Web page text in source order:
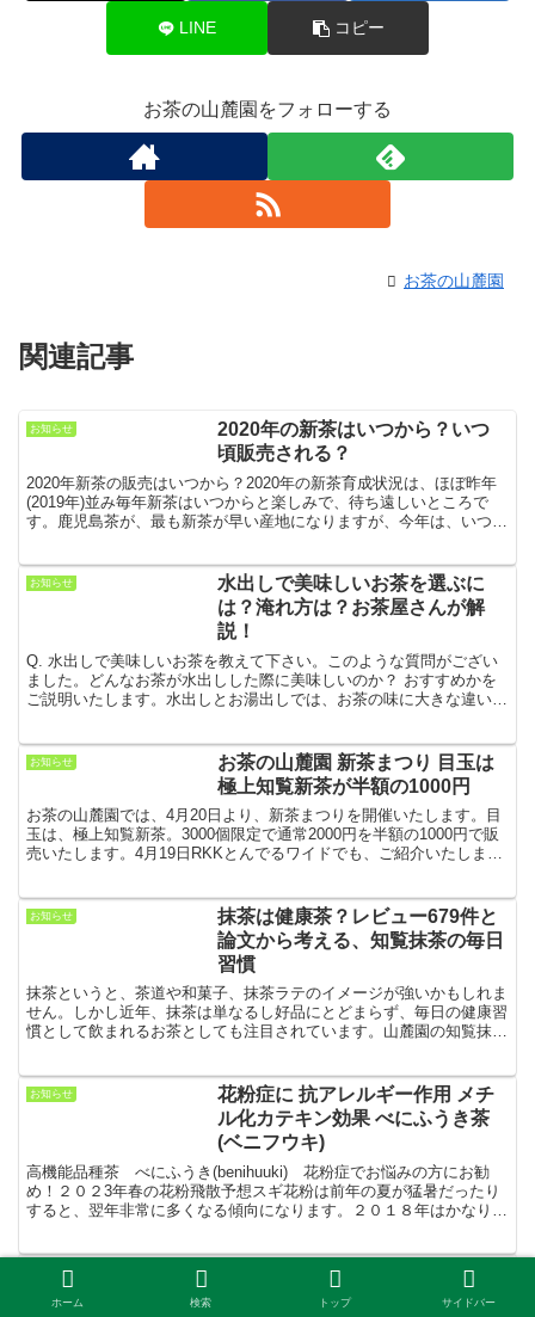
LINE コピー
お茶の山麓園をフォローする
お茶の山麓園
関連記事
お知らせ
2020年の新茶はいつから？いつ
頃販売される？
2020年新茶の販売はいつから？2020年の新茶育成状況は、ほぼ昨年
(2019年)並み毎年新茶はいつからと楽しみで、待ち遠しいところで
す。鹿児島茶が、最も新茶が早い産地になりますが、今年は、いつご
お知らせ
水出しで美味しいお茶を選ぶに
は？淹れ方は？お茶屋さんが解
説！
Q. 水出しで美味しいお茶を教えて下さい。このような質問がござい
ました。どんなお茶が水出しした際に美味しいのか？ おすすめかを
ご説明いたします。水出しとお湯出しでは、お茶の味に大きな違いが
お知らせ
お茶の山麓園 新茶まつり 目玉は
極上知覧新茶が半額の1000円
お茶の山麓園では、4月20日より、新茶まつりを開催いたします。目
玉は、極上知覧新茶。3000個限定で通常2000円を半額の1000円で販
売いたします。4月19日RKKとんでるワイドでも、ご紹介いたしまし
お知らせ
抹茶は健康茶？レビュー679件と
論文から考える、知覧抹茶の毎日
習慣
抹茶というと、茶道や和菓子、抹茶ラテのイメージが強いかもしれま
せん。しかし近年、抹茶は単なるし好品にとどまらず、毎日の健康習
慣として飲まれるお茶としても注目されています。山麓園の知覧抹茶
お知らせ
花粉症に 抗アレルギー作用 メチ
ル化カテキン効果 べにふうき茶
(ベニフウキ)
高機能品種茶 べにふうき(benihuuki) 花粉症でお悩みの方にお勧
め！２０２3年春の花粉飛散予想スギ花粉は前年の夏が猛暑だったり
すると、翌年非常に多くなる傾向になります。２０１８年はかなり猛
お知らせ
血糖値が高めの方必見！血糖値を
下げる食べ物＆飲み物ランキング
ホーム 検索 トップ サイドバー